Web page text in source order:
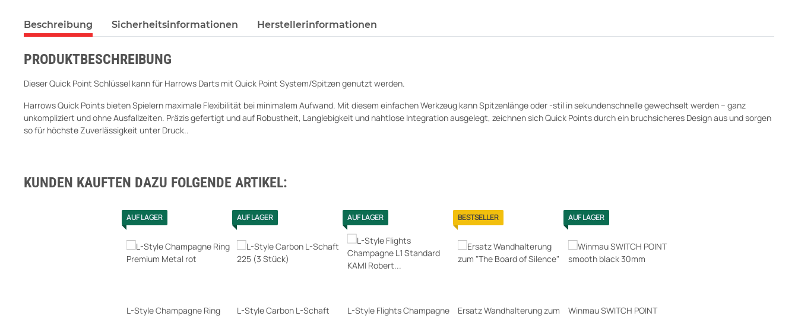
Beschreibung Sicherheitsinformationen Herstellerinformationen
PRODUKTBESCHREIBUNG
Dieser Quick Point Schlüssel kann für Harrows Darts mit Quick Point System/Spitzen genutzt werden.
Harrows Quick Points bieten Spielern maximale Flexibilität bei minimalem Aufwand. Mit diesem einfachen Werkzeug kann Spitzenlänge oder -stil in sekundenschnelle gewechselt werden – ganz
unkompliziert und ohne Ausfallzeiten. Präzis gefertigt und auf Robustheit, Langlebigkeit und nahtlose Integration ausgelegt, zeichnen sich Quick Points durch ein bruchsicheres Design aus und sorgen
so für höchste Zuverlässigkeit unter Druck..
KUNDEN KAUFTEN DAZU FOLGENDE ARTIKEL:
AUF LAGER
L-Style Champagne Ring
AUF LAGER
L-Style Carbon L-Schaft
AUF LAGER
L-Style Flights Champagne
BESTSELLER
Ersatz Wandhalterung zum
AUF LAGER
Winmau SWITCH POINT